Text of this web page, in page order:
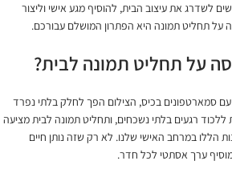
לשדרג את עיצוב הבית, להוסיף מגע אישי וליצור
על תחליט תמונה היא הפתרון המושלם עבורכם.
על תחליט תמונה לבית?
עם סמארטפונים בכיס, הצילום הפך לחלק בלתי נפרד
ללכוד רגעים בלתי נשכחים, ותחליט תמונה לבית מציעה
הללו במרחב האישי שלנו. לא רק שזה נותן חיים
ערך אסתטי לכל חדר.